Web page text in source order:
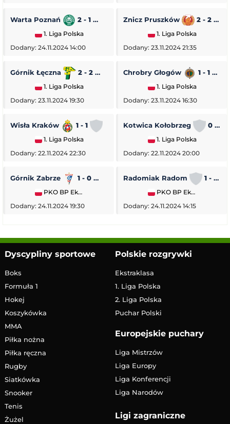
Warta Poznań 2 - 1 Pogoń Siedlce
1. Liga Polska
Dodany: 24.11.2024 14:00
Znicz Pruszków 2 - 2
1. Liga Polska
Dodany: 23.11.2024 21:35
Górnik Łęczna 2 - 2 GKS Tychy
1. Liga Polska
Dodany: 23.11.2024 19:30
Chrobry Głogów 1 - 1
1. Liga Polska
Dodany: 23.11.2024 16:30
Wisła Kraków 1 - 1 Stal Rzeszów
1. Liga Polska
Dodany: 22.11.2024 22:30
Kotwica Kołobrzeg 0 - 5
1. Liga Polska
Dodany: 22.11.2024 20:00
Górnik Zabrze 1 - 0 Piast Gliwice
PKO BP Ekstraklasa
Dodany: 24.11.2024 19:30
Radomiak Radom 1 - 2
PKO BP Ekstraklasa
Dodany: 24.11.2024 14:15
Dyscypliny sportowe
Boks
Formuła 1
Hokej
Koszykówka
MMA
Piłka nożna
Piłka ręczna
Rugby
Siatkówka
Snooker
Tenis
Żużel
Polskie rozgrywki
Ekstraklasa
1. Liga Polska
2. Liga Polska
Puchar Polski
Europejskie puchary
Liga Mistrzów
Liga Europy
Liga Konferencji
Liga Narodów
Ligi zagraniczne